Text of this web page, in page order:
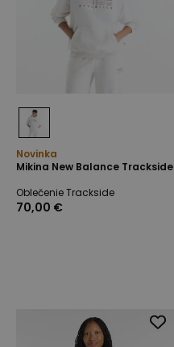
Novinka
Mikina New Balance Trackside
Oblečenie Trackside
70,00 €